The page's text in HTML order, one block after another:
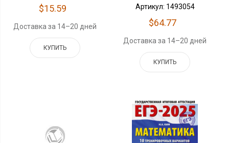
$15.59
Доставка за 14–20 дней
КУПИТЬ
Артикул: 1493054
$64.77
Доставка за 14–20 дней
КУПИТЬ